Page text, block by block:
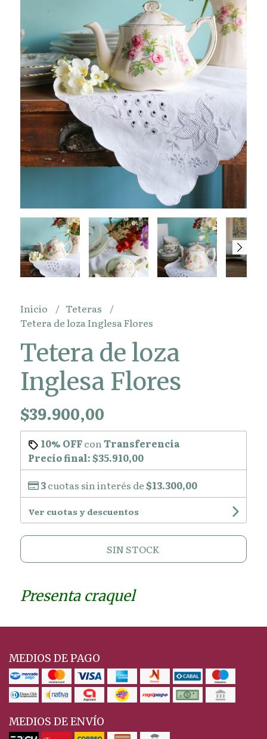
Inicio
Teteras
Tetera de loza Inglesa Flores
Tetera de loza
Inglesa Flores
$39.900,00
10% OFFconTransferencia
Precio final:$35.910,00
3cuotas sin interés de$13.300,00
Ver cuotas y descuentos
SIN STOCK
Presenta craquel
MEDIOS DE PAGO
MEDIOS DE ENVÍO